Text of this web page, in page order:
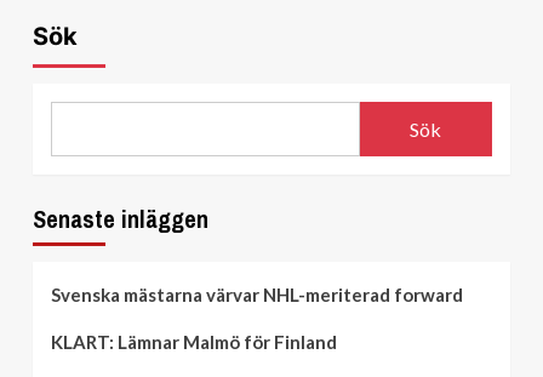
Sök
Sök
Senaste inläggen
Svenska mästarna värvar NHL-meriterad forward
KLART: Lämnar Malmö för Finland